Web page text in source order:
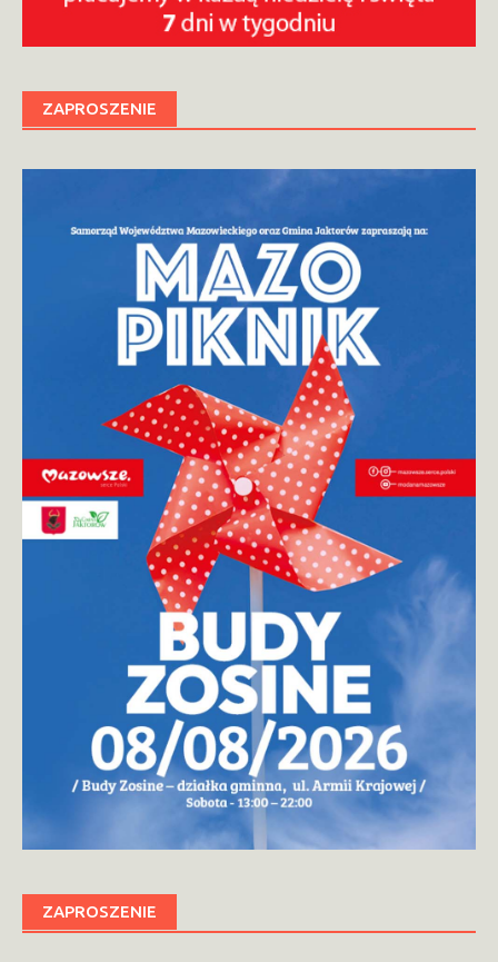
ZAPROSZENIE
ZAPROSZENIE